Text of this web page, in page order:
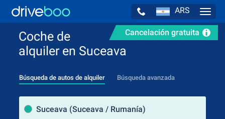
ARS
Cancelación gratuita
Coche de
alquiler en Suceava
Búsqueda de autos de alquiler Búsqueda avanzada
Suceava (Suceava / Rumanía)